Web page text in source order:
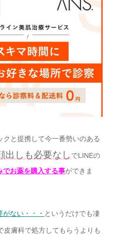
クと提携して今一番勢いのある
出しも必要なし でLINEの
でお薬を購入する事ができま
ない・・・ というだけでも凄
皮膚科で処方してもらうよりも